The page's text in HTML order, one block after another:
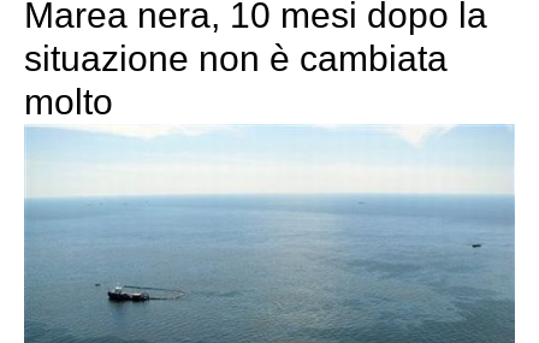
Marea nera, 10 mesi dopo la
situazione non è cambiata
molto